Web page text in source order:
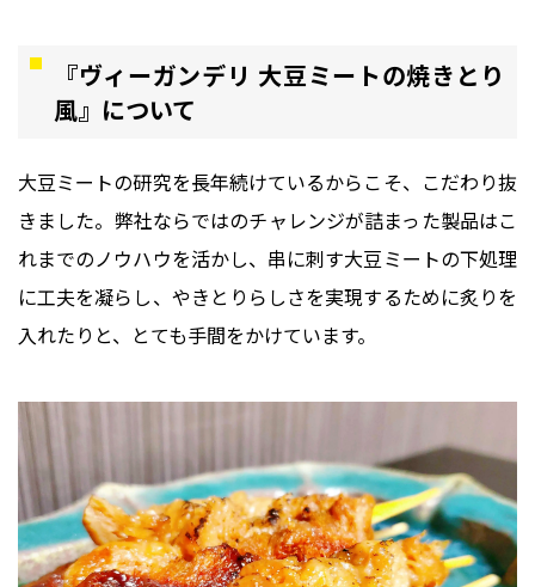
『ヴィーガンデリ 大豆ミートの焼きとり
風』について
大豆ミートの研究を長年続けているからこそ、こだわり抜
きました。弊社ならではのチャレンジが詰まった製品はこ
れまでのノウハウを活かし、串に刺す大豆ミートの下処理
に工夫を凝らし、やきとりらしさを実現するために炙りを
入れたりと、とても手間をかけています。